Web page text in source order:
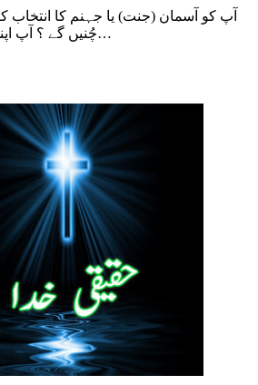
آپ کو آسمان (جنت) یا جہنم کا
چُنیں گے ؟ آپ اپنی ہمیشگی کہاں…